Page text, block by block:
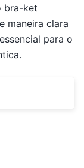
bra-ket
maneira clara
para o